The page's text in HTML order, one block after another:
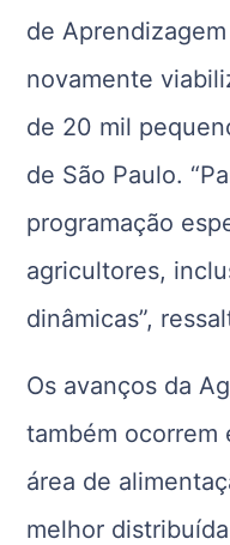
de
novamente
de 20 mil
de São Paulo.
programação
agricultores,
dinâmicas”,
Os avanços da
também ocorrem
área de
melhor